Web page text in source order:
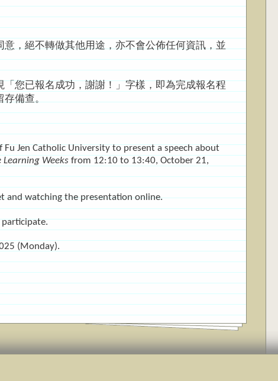
，絕不轉做其他用途，亦不會公佈任何資訊，並
您已報名成功，謝謝！」字樣，即為完成報名程
備查。
Fu Jen Catholic University to present a speech about
Weeks from 12:10 to 13:40, October 21,
and watching the presentation online.
(Monday).